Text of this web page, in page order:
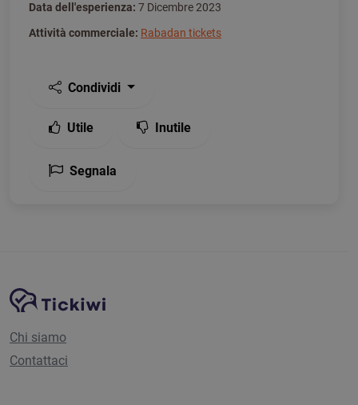
Data dell'esperienza: 7 Dicembre 2023
Attività commerciale: Rabadan tickets
Condividi
Utile Inutile
Segnala
Navigazione del sito
Piattaforma Tickiwi
Chi siamo
Contattaci